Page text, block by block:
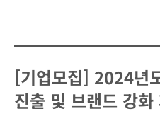
[기업모집] 2024년
진출 및 브랜드 강